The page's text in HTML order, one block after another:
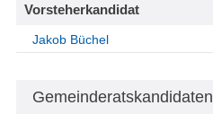
Vorsteherkandidat
Jakob Büchel
Gemeinderatskandidaten